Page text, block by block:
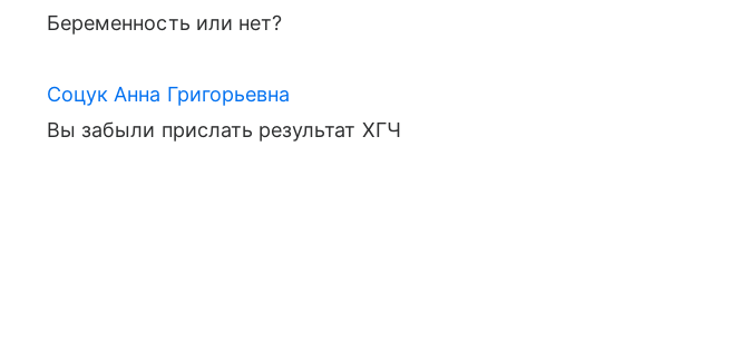
Беременность или нет?
Соцук Анна Григорьевна
Вы забыли прислать результат ХГЧ